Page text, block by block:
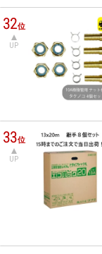
32位
UP
33位
UP